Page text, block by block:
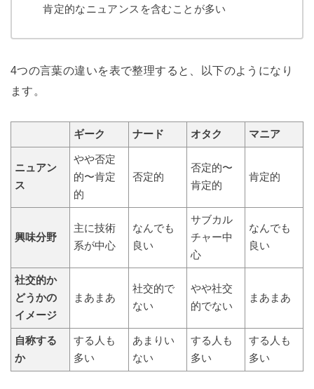
肯定的なニュアンスを含むことが多い
4つの言葉の違いを表で整理すると、以下のようになり
ます。
ギーク ナード オタク マニア
ニュアン
ス
やや否定
的〜肯定
的
否定的
否定的〜
肯定的
肯定的
興味分野
主に技術
系が中心
なんでも
良い
サブカル
チャー中
心
なんでも
良い
社交的か
どうかの
イメージ
まあまあ
社交的で
ない
やや社交
的でない
まあまあ
自称する
か
する人も
多い
あまりい
ない
する人も
多い
する人も
多い